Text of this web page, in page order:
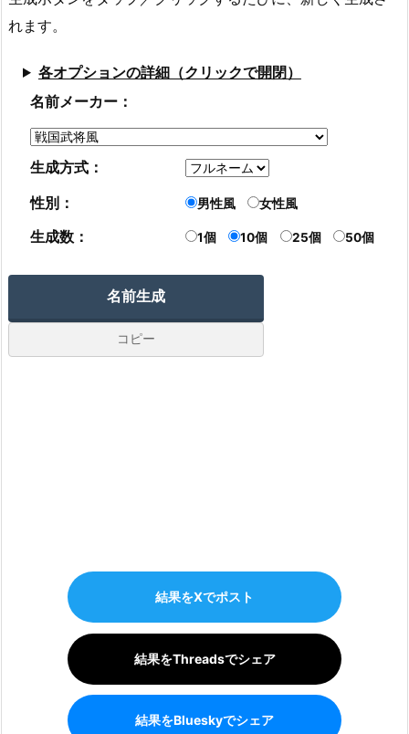
れます。
各オプションの詳細（クリックで開閉）
名前メーカー：
生成方式：
性別：
男性風 女性風
生成数： 1個 10個 25個 50個
結果をXでポスト
結果をThreadsでシェア
結果をBlueskyでシェア